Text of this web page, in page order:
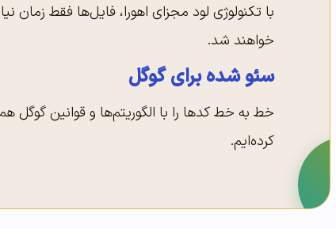
با تکنولوژی لود مجزای اهورا، فایل‌ها فقط زمان
خواهند شد.
سئو شده برای گوگل
خط به خط کدها را با الگوریتم‌ها و قوانین گوگل
کرده‌ایم.